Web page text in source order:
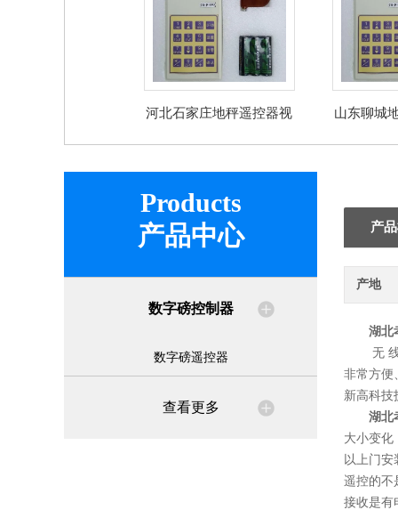
河北石家庄地秤遥控器视
山东聊城
Products
产品中心
数字磅控制器
数字磅遥控器
查看更多
产
产地
湖北
无
非常方便
新高科技
湖北
大小变
以上门
遥控的不
接收是有